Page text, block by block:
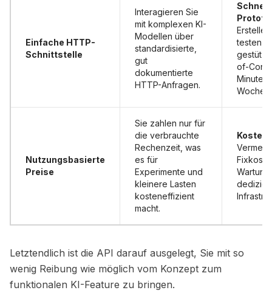
Einfache HTTP-
Schnittstelle
Interagieren Sie
mit komplexen KI-
Modellen über
standardisierte,
gut
dokumentierte
HTTP-Anfragen.
testen
of-
Minuten
Wochen.
Nutzungsbasierte
Preise
Sie zahlen nur für
die verbrauchte
Rechenzeit, was
es für
Experimente und
kleinere Lasten
kosteneffizient
macht.
Wartung
Letztendlich ist die API darauf ausgelegt, Sie mit so
wenig Reibung wie möglich vom Konzept zum
funktionalen KI-Feature zu bringen.